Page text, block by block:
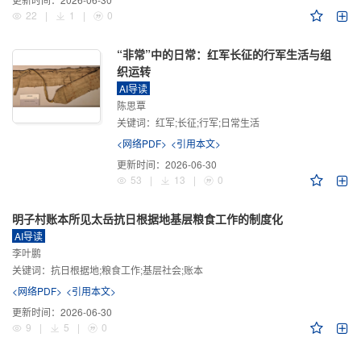
22
| 1 | 0
“非常”中的日常：红军长征的行军生活与组
织运转
AI导读
陈思覃
关键词： 红军;长征;行军;日常生活
<网络PDF> <引用本文>
更新时间： 2026-06-30
53
| 13 | 0
明子村账本所见太岳抗日根据地基层粮食工作的制度化
AI导读
李叶鹏
关键词： 抗日根据地;粮食工作;基层社会;账本
<网络PDF> <引用本文>
更新时间： 2026-06-30
9
| 5 | 0